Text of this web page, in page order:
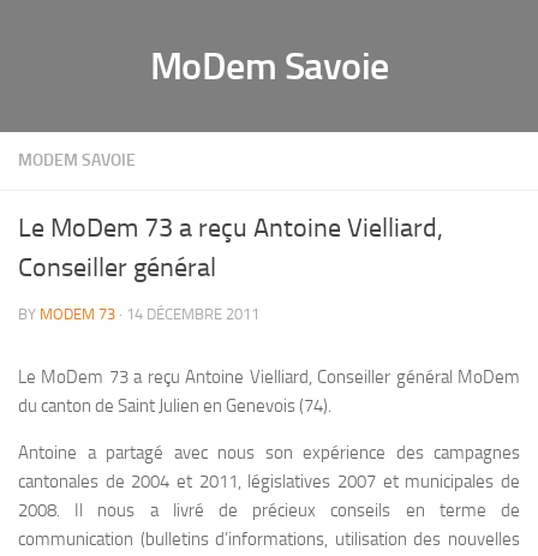
MoDem Savoie
MODEM SAVOIE
Le MoDem 73 a reçu Antoine Vielliard,
Conseiller général
BY MODEM 73 · 14 DÉCEMBRE 2011
Le MoDem 73 a reçu Antoine Vielliard, Conseiller général MoDem
du canton de Saint Julien en Genevois (74).
Antoine a partagé avec nous son expérience des campagnes
cantonales de 2004 et 2011, législatives 2007 et municipales de
2008. Il nous a livré de précieux conseils en terme de
communication (bulletins d’informations, utilisation des nouvelles